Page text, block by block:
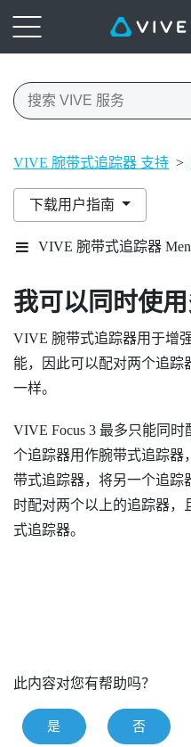
VIVE 腕带式追踪器 支持 >
下载用户指南
VIVE 腕带式追踪器
我可以同时使用
VIVE 腕带式追踪器用于增
能，因此可以配对两个追踪
一样。
VIVE Focus 3 最多只能同时
个追踪器用作腕带式追踪器
带式追踪器，将另一个追踪
时配对两个以上的追踪器
式追踪器。
此内容对您有帮助吗？
是 否